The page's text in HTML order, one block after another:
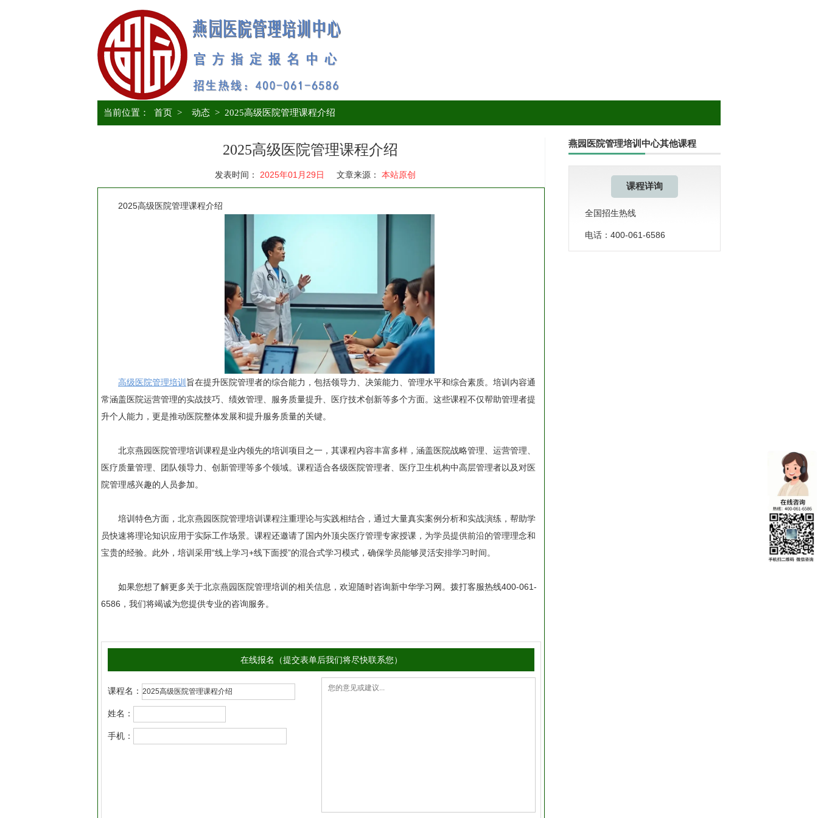
当前位置： 首页 > 动态 > 2025高级医院管理课程介绍
2025高级医院管理课程介绍
发表时间： 2025年01月29日 文章来源： 本站原创
2025高级医院管理课程介绍
高级医院管理培训 旨在提升医院管理者的综合能力，包括领导力、决策能力、管理水平和综合素质。培训内容通
常涵盖医院运营管理的实战技巧、绩效管理、服务质量提升、医疗技术创新等多个方面。这些课程不仅帮助管理者提
升个人能力，更是推动医院整体发展和提升服务质量的关键。
北京燕园医院管理培训课程是业内领先的培训项目之一，其课程内容丰富多样，涵盖医院战略管理、运营管理、
医疗质量管理、团队领导力、创新管理等多个领域。课程适合各级医院管理者、医疗卫生机构中高层管理者以及对医
院管理感兴趣的人员参加。
培训特色方面，北京燕园医院管理培训课程注重理论与实践相结合，通过大量真实案例分析和实战演练，帮助学
员快速将理论知识应用于实际工作场景。课程还邀请了国内外顶尖医疗管理专家授课，为学员提供前沿的管理理念和
宝贵的经验。此外，培训采用“线上学习+线下面授”的混合式学习模式，确保学员能够灵活安排学习时间。
如果您想了解更多关于北京燕园医院管理培训的相关信息，欢迎随时咨询新中华学习网。拨打客服热线400-061-
6586，我们将竭诚为您提供专业的咨询服务。
在线报名（提交表单后我们将尽快联系您）
课程名：
姓名：
手机：
燕园医院管理培训中心其他课程
课程详询
全国招生热线
电话：400-061-6586